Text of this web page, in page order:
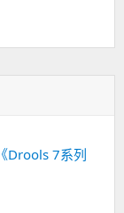
《Drools 7系列